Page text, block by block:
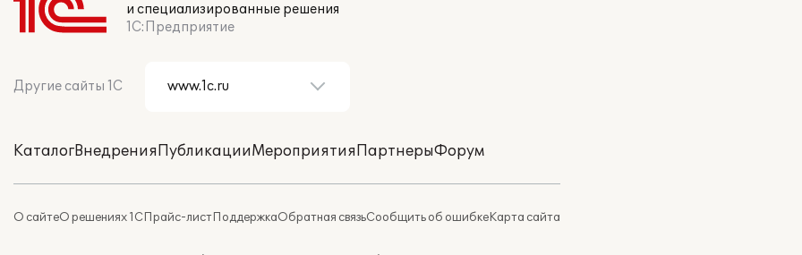
и специализированные решения
1С:Предприятие
Другие сайты 1С
КаталогВнедренияПубликацииМероприятияПартнерыФорум
О сайтеО решениях 1СПрайс-листПоддержкаОбратная связьСообщить об ошибкеКарта сайта